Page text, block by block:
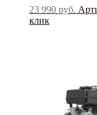
23 990 руб.
клик